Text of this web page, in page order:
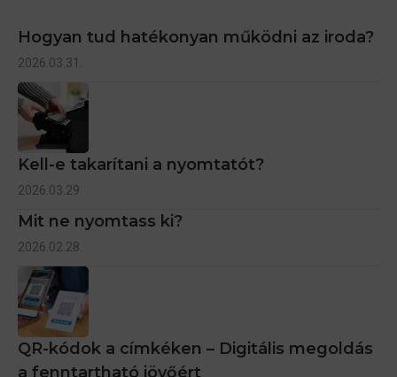
Hogyan tud hatékonyan működni az iroda?
2026.03.31.
Kell-e takarítani a nyomtatót?
2026.03.29.
Mit ne nyomtass ki?
2026.02.28.
QR-kódok a címkéken – Digitális megoldás
a fenntartható jövőért